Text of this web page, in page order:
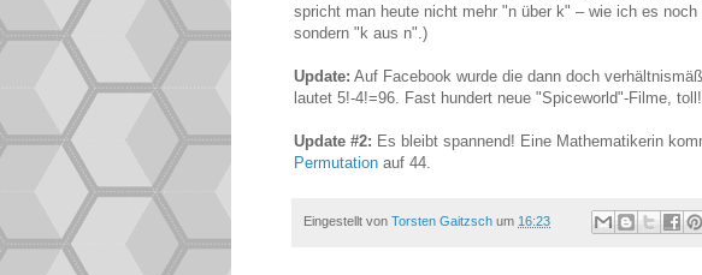
spricht man heute nicht mehr "n über k" – wie ich es noch
sondern "k aus n".)
Update: Auf Facebook wurde die dann doch
lautet 5!-4!=96. Fast hundert neue "Spiceworld"-Filme, toll!
Update #2: Es bleibt spannend! Eine Mathematikerin
Permutation auf 44.
Eingestellt von Torsten Gaitzsch um 16:23